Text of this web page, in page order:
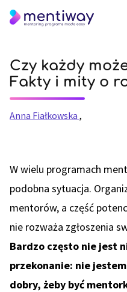
Czy każdy
Fakty i mity o
Anna Fiałkowska ,
W wielu programach
podobna sytuacja.
mentorów, a część
nie rozważa zgłoszenia
Bardzo często nie jest
przekonanie: nie
dobry, żeby być